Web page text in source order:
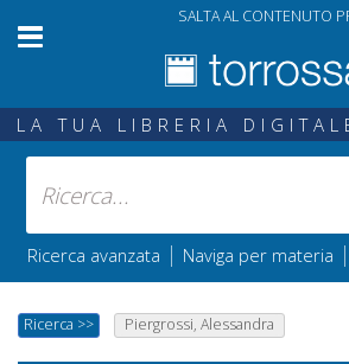
SALTA AL CONTENUTO
LA TUA LIBRERIA
Ricerca avanzata | Naviga per materia |
Ricerca >> Piergrossi, Alessandra